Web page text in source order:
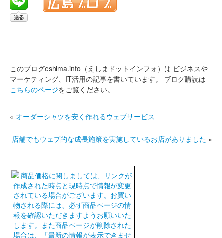
このブログeshima.info（えしまドットインフォ）は ビジネスや
マーケティング、IT活用の記事を書いています。
ブログ購読は
こちらのページをご覧ください。
« オーダーシャツを安く作れるウェブサービス
店舗でもウェブ的な成長施策を実施しているお店がありました »